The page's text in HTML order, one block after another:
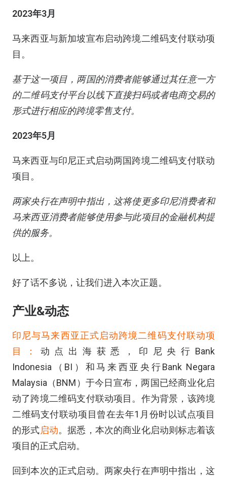
2023年3月
马来西亚与新加坡宣布启动跨境二维码支付联动项
目。
基于这一项目，两国的消费者能够通过其任意一方
的二维码支付平台以线下直接扫码或者电商交易的
形式进行相应的跨境零售支付。
2023年5月
马来西亚与印尼正式启动两国跨境二维码支付联动
项目。
两家央行在声明中指出，这将使更多印尼消费者和
马来西亚消费者能够使用参与此项目的金融机构提
供的服务。
以上。
好了话不多说，让我们进入本次正题。
产业&动态
印尼与马来西亚正式启动跨境二维码支付联动项
目： 动点出海获悉，印尼央行Bank
Indonesia（BI）和马来西亚央行Bank Negara
Malaysia（BNM）于今日宣布，两国已经商业化启
动了跨境二维码支付联动项目。作为背景，该跨境
二维码支付联动项目曾在去年1月份时以试点项目
的形式启动。据悉，本次的商业化启动则标志着该
项目的正式启动。
回到本次的正式启动。两家央行在声明中指出，这